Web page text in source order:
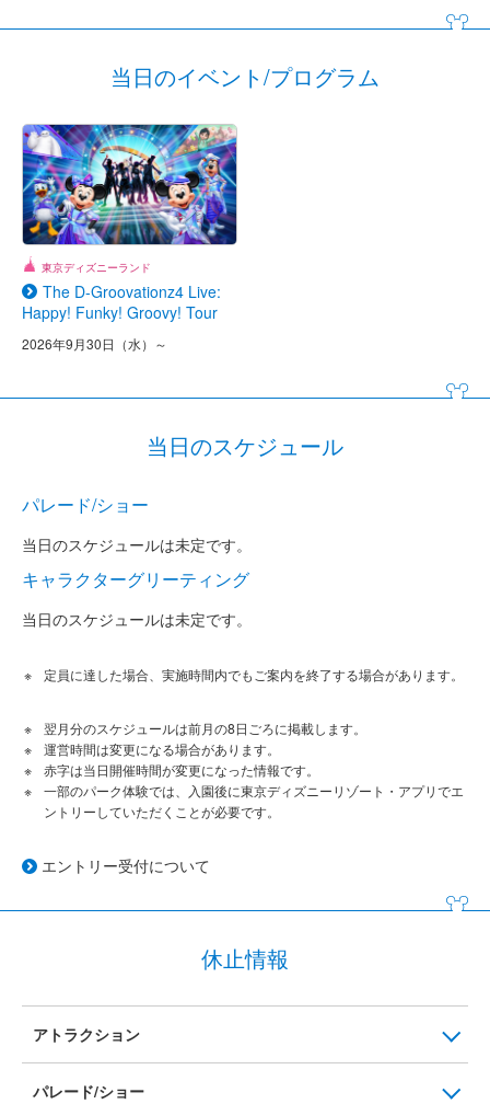
当日のイベント/プログラム
東京ディズニーランド
The D-Groovationz4 Live:
Happy! Funky! Groovy! Tour
2026年9月30日（水）～
当日のスケジュール
パレード/ショー
当日のスケジュールは未定です。
キャラクターグリーティング
当日のスケジュールは未定です。
定員に達した場合、実施時間内でもご案内を終了する場合があります。
翌月分のスケジュールは前月の8日ごろに掲載します。
運営時間は変更になる場合があります。
赤字は当日開催時間が変更になった情報です。
一部のパーク体験では、入園後に東京ディズニーリゾート・アプリでエ
ントリーしていただくことが必要です。
エントリー受付について
休止情報
アトラクション
パレード/ショー